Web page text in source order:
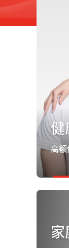
健
高额
家